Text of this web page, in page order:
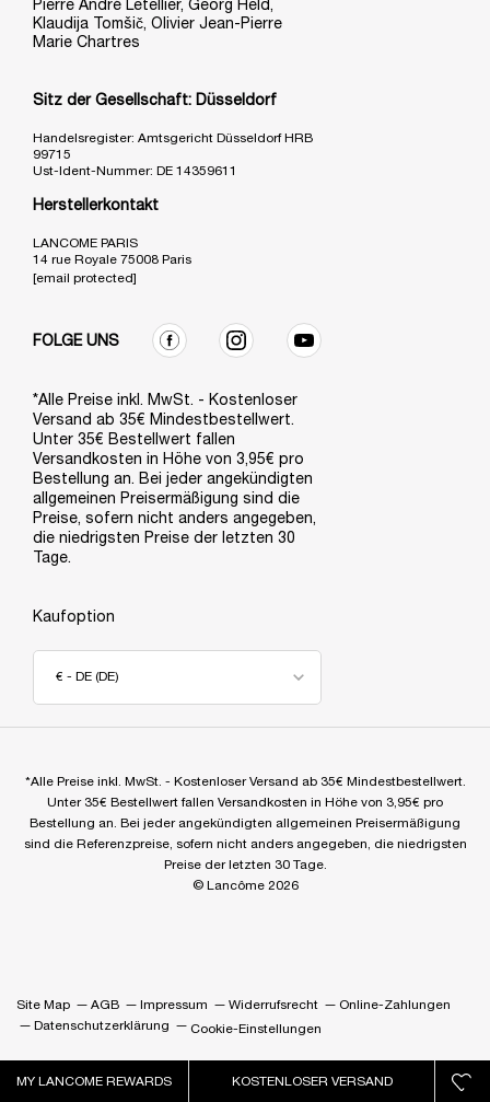
Pierre André Letellier, Georg Held,
Klaudija Tomšič, Olivier Jean-Pierre
Marie Chartres
Sitz der Gesellschaft: Düsseldorf
Handelsregister: Amtsgericht Düsseldorf HRB
99715
Ust-Ident-Nummer: DE 14359611
Herstellerkontakt
LANCOME PARIS
14 rue Royale 75008 Paris
[email protected]
FOLGE UNS
*Alle Preise inkl. MwSt. - Kostenloser
Versand ab 35€ Mindestbestellwert.
Unter 35€ Bestellwert fallen
Versandkosten in Höhe von 3,95€ pro
Bestellung an. Bei jeder angekündigten
allgemeinen Preisermäßigung sind die
Preise, sofern nicht anders angegeben,
die niedrigsten Preise der letzten 30
Tage.
Kaufoption
€ - DE (DE)
*Alle Preise inkl. MwSt. - Kostenloser Versand ab 35€ Mindestbestellwert.
Unter 35€ Bestellwert fallen Versandkosten in Höhe von 3,95€ pro
Bestellung an. Bei jeder angekündigten allgemeinen Preisermäßigung
sind die Referenzpreise, sofern nicht anders angegeben, die niedrigsten
Preise der letzten 30 Tage.
© Lancôme 2026
Site Map AGB Impressum Widerrufsrecht
Online-Zahlungen
Datenschutzerklärung
Cookie-Einstellungen
MY LANCOME REWARDS KOSTENLOSER VERSAND